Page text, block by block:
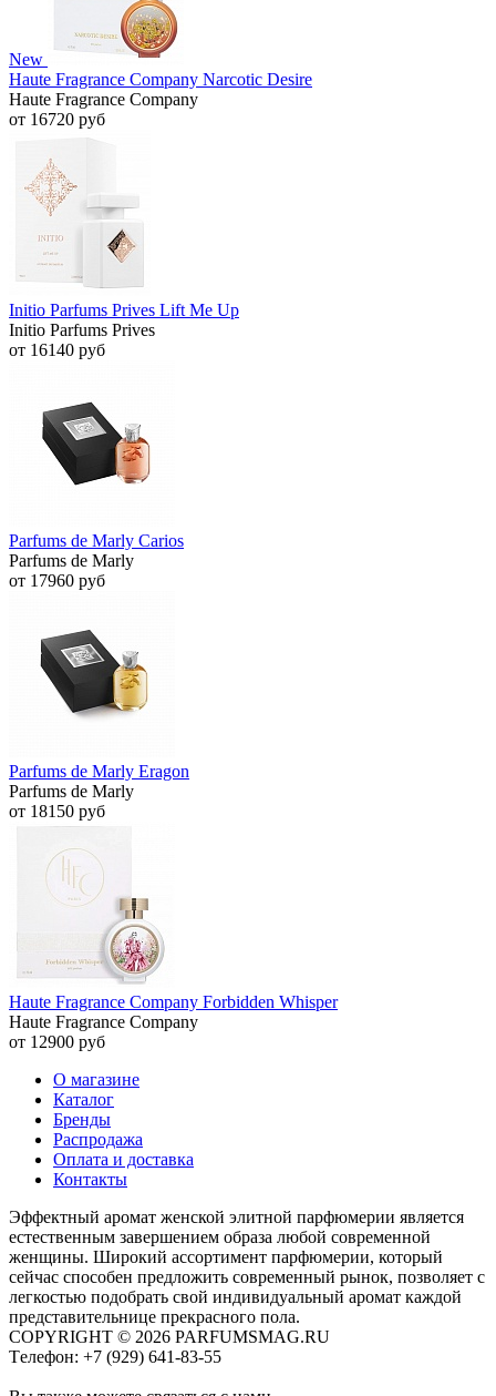
New
Haute Fragrance Company Narcotic Desire
Haute Fragrance Company
от 16720 руб
Initio Parfums Prives Lift Me Up
Initio Parfums Prives
от 16140 руб
Parfums de Marly Carios
Parfums de Marly
от 17960 руб
Parfums de Marly Eragon
Parfums de Marly
от 18150 руб
Haute Fragrance Company Forbidden Whisper
Haute Fragrance Company
от 12900 руб
О магазине
Каталог
Бренды
Распродажа
Оплата и доставка
Контакты
Эффектный аромат женской элитной парфюмерии является
естественным завершением образа любой современной
женщины. Широкий ассортимент парфюмерии, который
сейчас способен предложить современный рынок, позволяет с
легкостью подобрать свой индивидуальный аромат каждой
представительнице прекрасного пола.
COPYRIGHT © 2026 PARFUMSMAG.RU
Tелефон: +7 (929) 641-83-55